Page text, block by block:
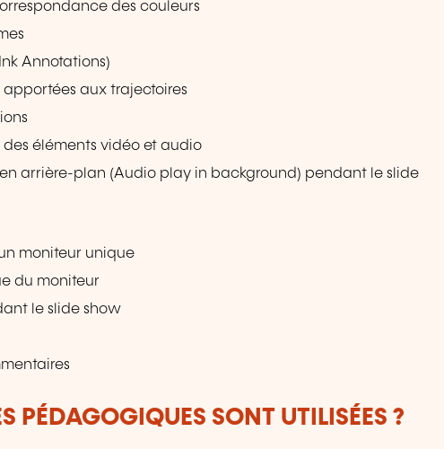
des couleurs
Annotations)
aux trajectoires
éléments vidéo et audio
arrière-plan (Audio play in background) pendant le slide
moniteur unique
du moniteur
le slide show
PÉDAGOGIQUES SONT UTILISÉES ?